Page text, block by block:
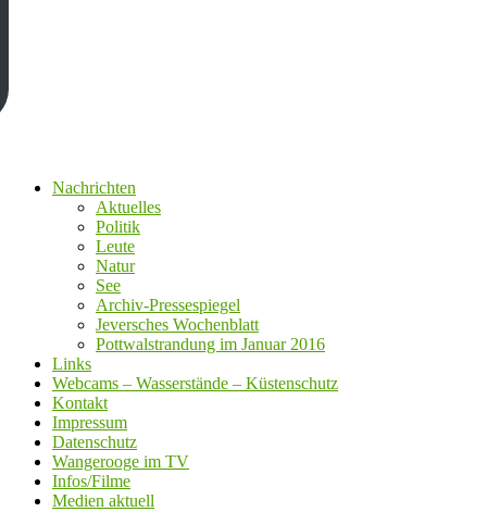
Nachrichten
Aktuelles
Politik
Leute
Natur
See
Archiv-Pressespiegel
Jeversches Wochenblatt
Pottwalstrandung im Januar 2016
Links
Webcams – Wasserstände – Küstenschutz
Kontakt
Impressum
Datenschutz
Wangerooge im TV
Infos/Filme
Medien aktuell